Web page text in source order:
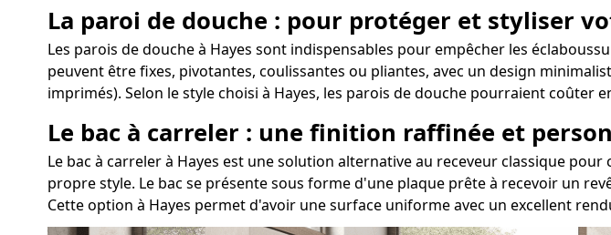
La paroi de douche : pour protéger et styliser
Les parois de douche à Hayes sont indispensables pour empêcher les
peuvent être fixes, pivotantes, coulissantes ou pliantes, avec un design
imprimés). Selon le style choisi à Hayes, les parois de douche pourraient coûter
Le bac à carreler : une finition raffinée et
Le bac à carreler à Hayes est une solution alternative au receveur classique
propre style. Le bac se présente sous forme d'une plaque prête à recevoir un
Cette option à Hayes permet d'avoir une surface uniforme avec un excellent